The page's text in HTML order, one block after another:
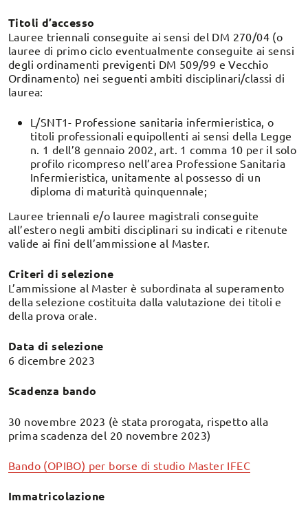
Titoli d’accesso
Lauree triennali conseguite ai sensi del DM 270/04 (o
lauree di primo ciclo eventualmente conseguite ai sensi
degli ordinamenti previgenti DM 509/99 e Vecchio
Ordinamento) nei seguenti ambiti disciplinari/classi di
laurea:
L/SNT1- Professione sanitaria infermieristica, o
titoli professionali equipollenti ai sensi della Legge
n. 1 dell’8 gennaio 2002, art. 1 comma 10 per il solo
profilo ricompreso nell’area Professione Sanitaria
Infermieristica, unitamente al possesso di un
diploma di maturità quinquennale;
Lauree triennali e/o lauree magistrali conseguite
all’estero negli ambiti disciplinari su indicati e ritenute
valide ai fini dell’ammissione al Master.
Criteri di selezione
L’ammissione al Master è subordinata al superamento
della selezione costituita dalla valutazione dei titoli e
della prova orale.
Data di selezione
6 dicembre 2023
Scadenza bando
30 novembre 2023 (è stata prorogata, rispetto alla
prima scadenza del 20 novembre 2023)
Bando (OPIBO) per borse di studio Master IFEC
Immatricolazione